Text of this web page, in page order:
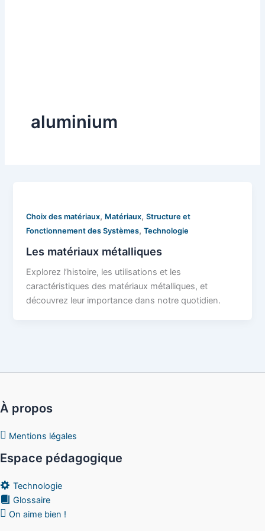
aluminium
Choix des matériaux, Matériaux,Structure et
Fonctionnement des Systèmes,Technologie
Les matériaux métalliques
Explorez l’histoire, les utilisations et les
caractéristiques des matériaux métalliques, et
découvrez leur importance dans notre quotidien.
À propos
Mentions légales
Espace pédagogique
Technologie
Glossaire
On aime bien !